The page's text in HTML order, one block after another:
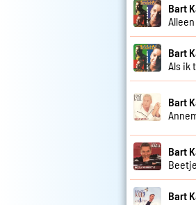
Bart
Bart
Als ik
Bart
Bart
Bart